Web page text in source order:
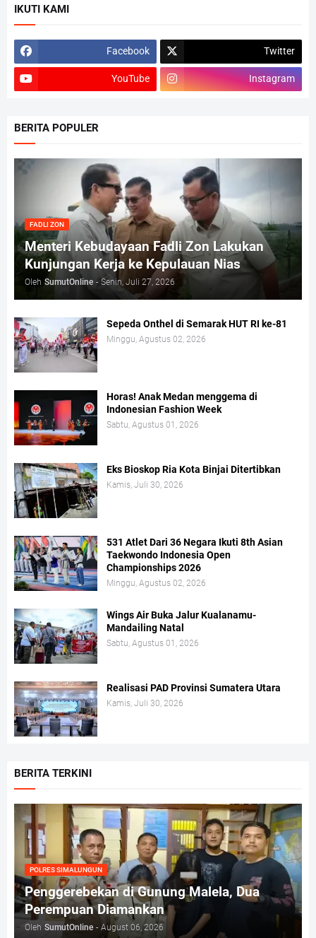
IKUTI KAMI
Facebook Twitter
YouTube Instagram
BERITA POPULER
FADLI ZON
Menteri Kebudayaan Fadli Zon Lakukan
Kunjungan Kerja ke Kepulauan Nias
Oleh SumutOnline - Senin, Juli 27, 2026
Sepeda Onthel di Semarak HUT RI ke-81
Minggu, Agustus 02, 2026
Horas! Anak Medan menggema di
Indonesian Fashion Week
Sabtu, Agustus 01, 2026
Eks Bioskop Ria Kota Binjai Ditertibkan
Kamis, Juli 30, 2026
531 Atlet Dari 36 Negara Ikuti 8th Asian
Taekwondo Indonesia Open
Championships 2026
Minggu, Agustus 02, 2026
Wings Air Buka Jalur Kualanamu-
Mandailing Natal
Sabtu, Agustus 01, 2026
Realisasi PAD Provinsi Sumatera Utara
Kamis, Juli 30, 2026
BERITA TERKINI
POLRES SIMALUNGUN
Penggerebekan di Gunung Malela, Dua
Perempuan Diamankan
Oleh SumutOnline - August 06, 2026